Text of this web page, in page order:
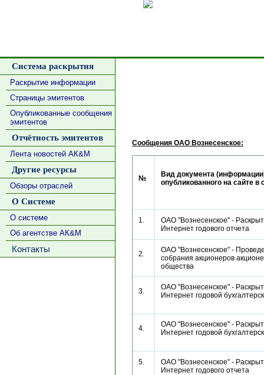
Система раскрытия
Раскрытие информации
Страницы эмитентов
Опубликованные сообщения
эмитентов
Отчётность эмитентов
Лента новостей АК&М
Другие ресурсы
Обзоры отраслей
О Системе
О системе
Об агентстве АК&М
Контакты
Сообщения ОАО Вознесенское:
№
Вид документа
опубликованного на сайте в
1.
ОАО "Вознесенское" -
Интернет годового отчета
2.
ОАО "Вознесенское" -
собрания акционеров
общества
3.
ОАО "Вознесенское" -
Интернет годовой
4.
ОАО "Вознесенское" -
Интернет годовой
5.
ОАО "Вознесенское" -
Интернет годового отчета